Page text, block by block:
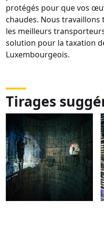
protégés pour que vos
chaudes. Nous
les meilleurs
solution pour la taxation
Luxembourgeois.
Tirages
DSC01333-
Panorama